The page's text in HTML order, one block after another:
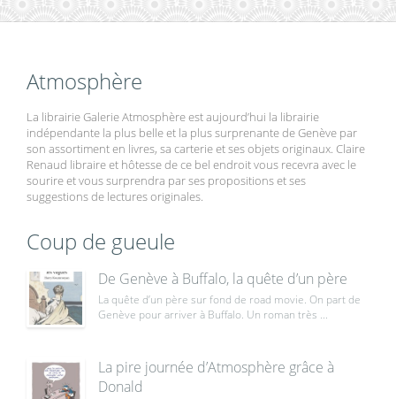
Atmosphère
La librairie Galerie Atmosphère est aujourd’hui la librairie
indépendante la plus belle et la plus surprenante de Genève par
son assortiment en livres, sa carterie et ses objets originaux. Claire
Renaud libraire et hôtesse de ce bel endroit vous recevra avec le
sourire et vous surprendra par ses propositions et ses
suggestions de lectures originales.
Coup de gueule
De Genève à Buffalo, la quête d’un père
La quête d’un père sur fond de road movie. On part de
Genève pour arriver à Buffalo. Un roman très ...
La pire journée d’Atmosphère grâce à
Donald